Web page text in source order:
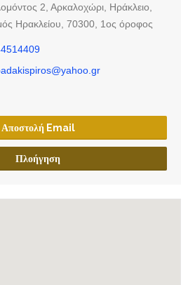
2, Αρκαλοχώρι, Ηράκλειο,
Ηρακλείου, 70300, 1ος όροφος
Αποστολή Email
Πλοήγηση